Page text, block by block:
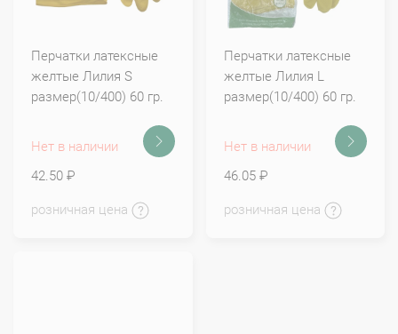
Перчатки латексные
желтые Лилия S
размер(10/400) 60 гр.
Нет в наличии
42.50 ₽
розничная цена
Перчатки латексные
желтые Лилия L
размер(10/400) 60 гр.
Нет в наличии
46.05 ₽
розничная цена